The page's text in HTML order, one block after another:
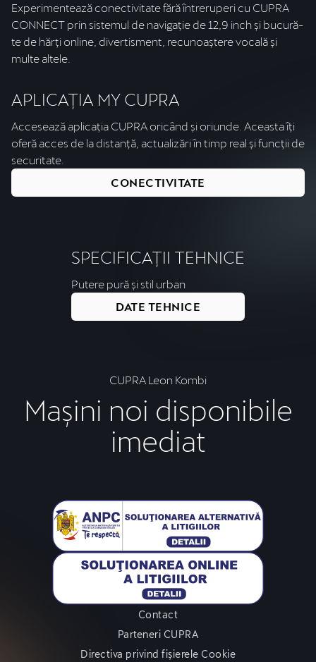
Experimentează conectivitate fără întreruperi cu CUPRA
CONNECT prin sistemul de navigație de 12,9 inch și bucură-
te de hărți online, divertisment, recunoaștere vocală și
multe altele.
APLICAȚIA MY CUPRA
Accesează aplicația CUPRA oricând și oriunde. Aceasta îți
oferă acces de la distanță, actualizări în timp real și funcții de
securitate.
CONECTIVITATE
SPECIFICAȚII TEHNICE
Putere pură și stil urban
DATE TEHNICE
CUPRA Leon Kombi
Mașini noi disponibile
imediat
Contact
Parteneri CUPRA
Directiva privind fișierele Cookie